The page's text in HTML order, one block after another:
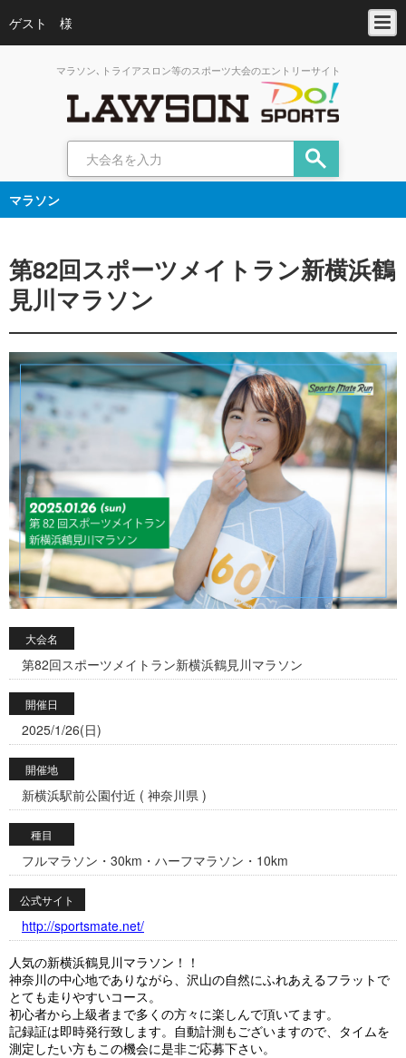
ゲスト 様
マラソン､トライアスロン等のスポーツ大会のエントリーサイト
マラソン
第82回スポーツメイトラン新横浜鶴
見川マラソン
大会名
第82回スポーツメイトラン新横浜鶴見川マラソン
開催日
2025/1/26(日)
開催地
新横浜駅前公園付近 ( 神奈川県 )
種目
フルマラソン・30km・ハーフマラソン・10km
公式サイト
http://sportsmate.net/
人気の新横浜鶴見川マラソン！！
神奈川の中心地でありながら、沢山の自然にふれあえるフラットで
とても走りやすいコース。
初心者から上級者まで多くの方々に楽しんで頂いてます。
記録証は即時発行致します。自動計測もございますので、タイムを
測定したい方もこの機会に是非ご応募下さい。